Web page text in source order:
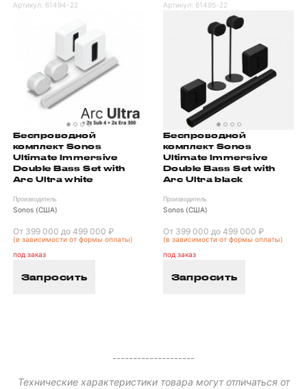
Артикул: 61494-22
Беспроводной
комплект Sonos
Ultimate Immersive
Double Bass Set with
Arc Ultra white
Производитель
Sonos (США)
От 399 000 до 499 000 ₽
(в зависимости от формы оплаты)
под заказ
Запросить
Артикул: 61495-22
Беспроводной
комплект Sonos
Ultimate Immersive
Double Bass Set with
Arc Ultra black
Производитель
Sonos (США)
От 399 000 до 499 000 ₽
(в зависимости от формы оплаты)
под заказ
Запросить
--------------------
Технические характеристики товара могут отличаться от